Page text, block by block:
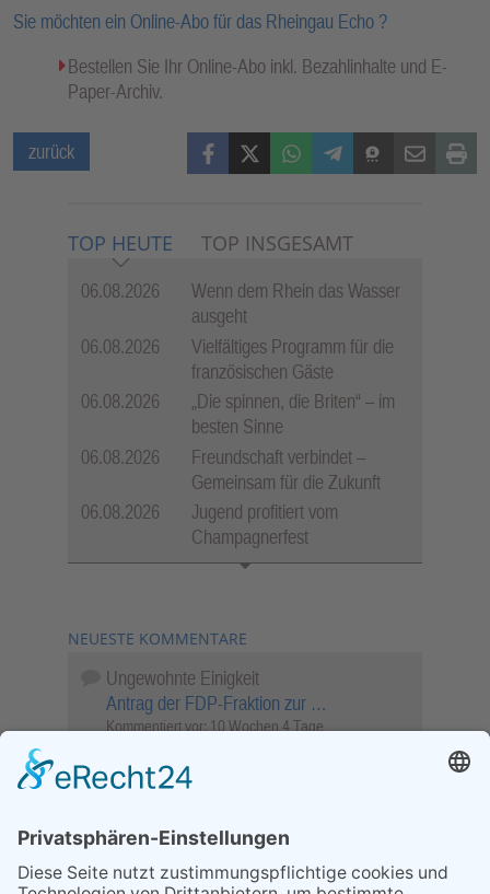
Sie möchten ein Online-Abo für das Rheingau Echo ?
Bestellen Sie Ihr Online-Abo inkl. Bezahlinhalte und E-
Paper-Archiv.
zurück FacebookX (Twitter)WhatsAppTelegramThreemaMail Print
TOP HEUTE TOP INSGESAMT
06.08.2026
Wenn dem Rhein das Wasser
ausgeht
06.08.2026
Vielfältiges Programm für die
französischen Gäste
06.08.2026
„Die spinnen, die Briten“ – im
besten Sinne
06.08.2026
Freundschaft verbindet –
Gemeinsam für die Zukunft
06.08.2026
Jugend profitiert vom
Champagnerfest
NEUESTE KOMMENTARE
Ungewohnte Einigkeit
Antrag der FDP-Fraktion zur …
Kommentiert vor: 10 Wochen 4 Tage
Objekt …
Kommentiert vor: 25 Wochen 6 Tage
Sperrung für Wassersportler schlägt hohe
Wellen